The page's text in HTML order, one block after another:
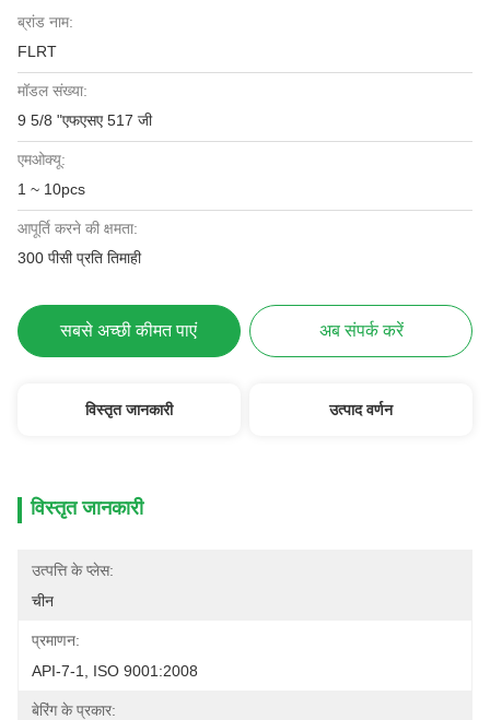
ब्रांड नाम:
FLRT
मॉडल संख्या:
9 5/8 "एफएसए 517 जी
एमओक्यू:
1 ~ 10pcs
आपूर्ति करने की क्षमता:
300 पीसी प्रति तिमाही
सबसे अच्छी कीमत पाएं अब संपर्क करें
विस्तृत जानकारी उत्पाद वर्णन
विस्तृत जानकारी
उत्पत्ति के प्लेस:
चीन
प्रमाणन:
API-7-1, ISO 9001:2008
बेरिंग के प्रकार: